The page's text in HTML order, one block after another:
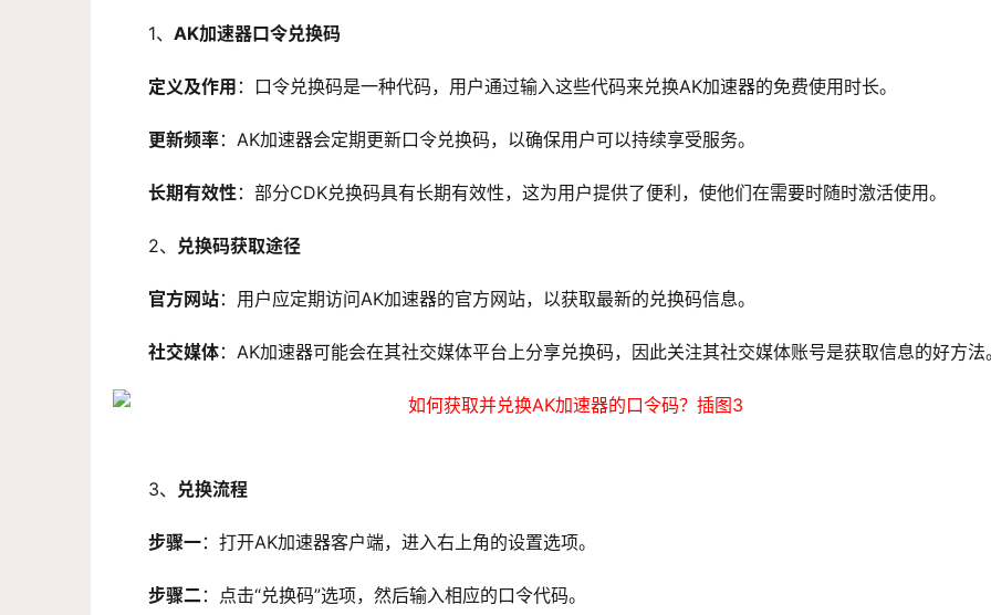
1、 AK加速器口令兑换码
定义及作用 ：口令兑换码是一种代码，用户通过输入这些代码来兑换AK加速器的免费使用时长。
更新频率：AK加速器会定期更新口令兑换码，以确保用户可以持续享受服务。
长期有效性：部分CDK兑换码具有长期有效性，这为用户提供了便利，使他们在需要时随时激活使用。
2、 兑换码获取途径
官方网站：用户应定期访问AK加速器的官方网站，以获取最新的兑换码信息。
社交媒体：AK加速器可能会在其社交媒体平台上分享兑换码，因此关注其社交媒体账号是获取信息的好方法
3、 兑换流程
步骤一：打开AK加速器客户端，进入右上角的设置选项。
步骤二：点击“兑换码”选项，然后输入相应的口令代码。